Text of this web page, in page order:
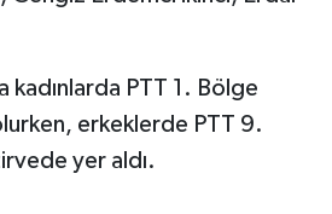
kadınlarda PTT 1. Bölge
erkeklerde PTT 9.
yer aldı.